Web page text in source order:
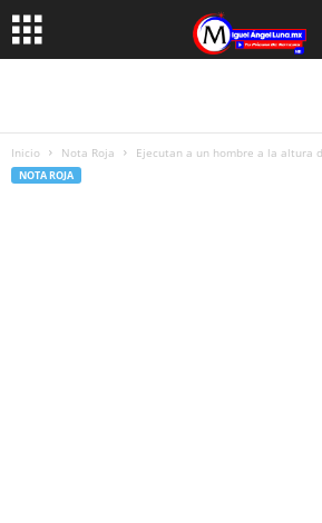
Inicio Nota Roja Ejecutan a un hombre a la altura
NOTA ROJA